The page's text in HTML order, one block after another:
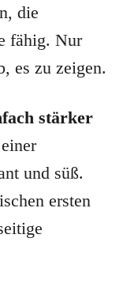
die
fähig. Nur
es zu zeigen.
stärker
und süß.
ersten